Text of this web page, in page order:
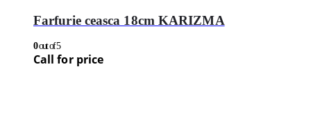
Farfurie ceasca 18cm KARIZMA
0out of 5
Call for price